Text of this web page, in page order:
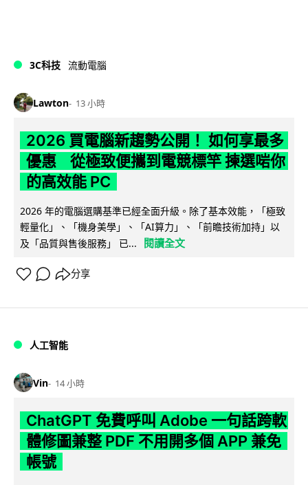
3C科技 流動電腦
Lawton 13 小時
2026 買電腦新趨勢公開！ 如何享最多
優惠 從極致便攜到電競標竿 揀選啱你
的高效能 PC
2026 年的電腦選購基準已經全面升級。除了基本效能，「極致
輕量化」、「機身美學」、「AI算力」、「前瞻技術加持」以
及「品質與售後服務」 已...
閱讀全文
分享
人工智能
Vin 14 小時
ChatGPT 免費呼叫 Adobe 一句話跨軟
體修圖兼整 PDF 不用開多個 APP 兼免
帳號